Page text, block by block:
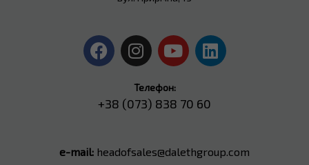
Телефон:
+38 (073) 838 70 60
e-mail: headofsales@dalethgroup.com